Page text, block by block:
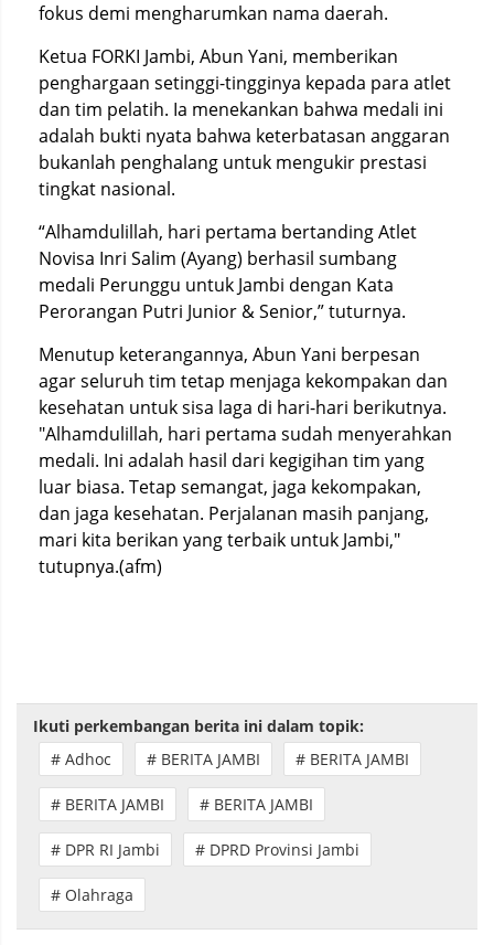
fokus demi mengharumkan nama daerah.
Ketua FORKI Jambi, Abun Yani, memberikan
penghargaan setinggi-tingginya kepada para atlet
dan tim pelatih. Ia menekankan bahwa medali ini
adalah bukti nyata bahwa keterbatasan anggaran
bukanlah penghalang untuk mengukir prestasi
tingkat nasional.
“Alhamdulillah, hari pertama bertanding Atlet
Novisa Inri Salim (Ayang) berhasil sumbang
medali Perunggu untuk Jambi dengan Kata
Perorangan Putri Junior & Senior,” tuturnya.
Menutup keterangannya, Abun Yani berpesan
agar seluruh tim tetap menjaga kekompakan dan
kesehatan untuk sisa laga di hari-hari berikutnya.
"Alhamdulillah, hari pertama sudah menyerahkan
medali. Ini adalah hasil dari kegigihan tim yang
luar biasa. Tetap semangat, jaga kekompakan,
dan jaga kesehatan. Perjalanan masih panjang,
mari kita berikan yang terbaik untuk Jambi,"
tutupnya.(afm)
Ikuti perkembangan berita ini dalam topik:
# Adhoc
# BERITA JAMBI # BERITA JAMBI
# BERITA JAMBI # BERITA JAMBI
# DPR RI Jambi # DPRD Provinsi Jambi
# Olahraga